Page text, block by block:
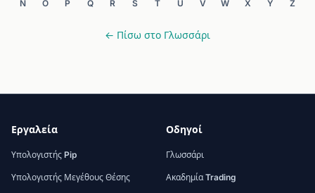
N O P Q R S T U V W X Y Z
← Πίσω στο Γλωσσάρι
Εργαλεία
Υπολογιστής Pip
Υπολογιστής Μεγέθους Θέσης
Οδηγοί
Γλωσσάρι
Ακαδημία Trading